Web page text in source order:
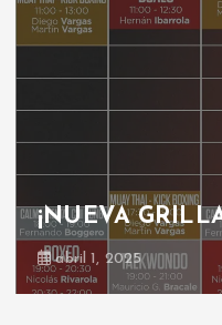
¡NUEVA
abril 1, 2025